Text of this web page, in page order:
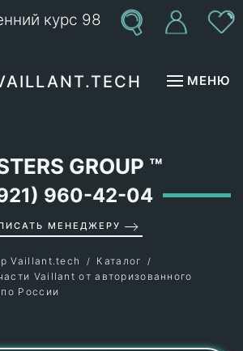
курс 98
МЕНЮ
GROUP ™
960-42-04
МЕНЕДЖЕРУ
Vaillant.tech
Каталог
Vaillant от авторизованного
России